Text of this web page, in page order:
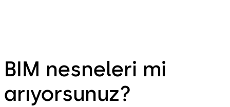
BIM nesneleri mi
arıyorsunuz?